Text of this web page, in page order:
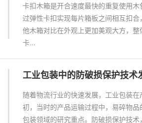
卡扣木箱是开合速度最快的重复使用
过弹性卡扣实现每片箱板之间相互扣
他木箱对比在外观上更加美观大方，
卡...
工业包装中的防破损保护技术
随着物流行业的快速发展，工业包装
初，当时的产品运输过程中，易碎物
包装领域的研究重点。防破损保护技